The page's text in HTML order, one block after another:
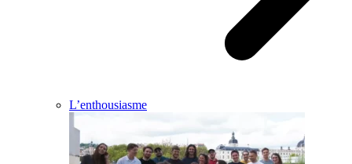
L’enthousiasme